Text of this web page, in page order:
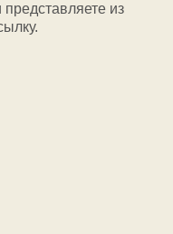
из